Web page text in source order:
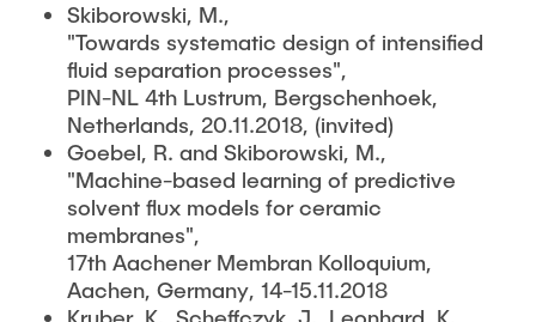
Skiborowski, M.,
"Towards systematic design of intensified
fluid separation processes",
PIN-NL 4th Lustrum, Bergschenhoek,
Netherlands, 20.11.2018, (invited)
Goebel, R. and Skiborowski, M.,
"Machine-based learning of predictive
solvent flux models for ceramic
membranes",
17th Aachener Membran Kolloquium,
Aachen, Germany, 14-15.11.2018